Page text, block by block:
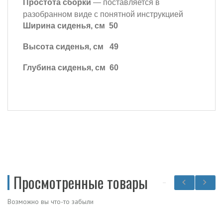
Простота сборки — поставляется в
разобранном виде с понятной инструкцией
Ширина сиденья, см 50
Высота сиденья, см 49
Глубина сиденья, см 60
Просмотренные товары
Возможно вы что-то забыли